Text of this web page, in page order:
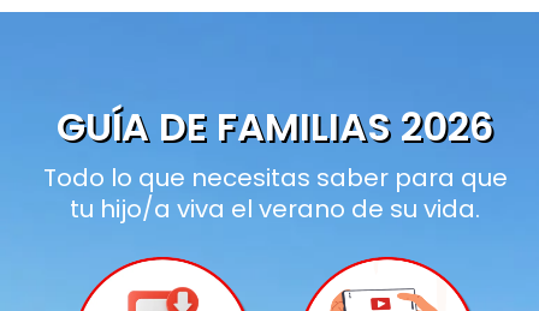
GUÍA DE FAMILIAS 2026
Todo lo que necesitas saber para que
tu hijo/a viva el verano de su vida.